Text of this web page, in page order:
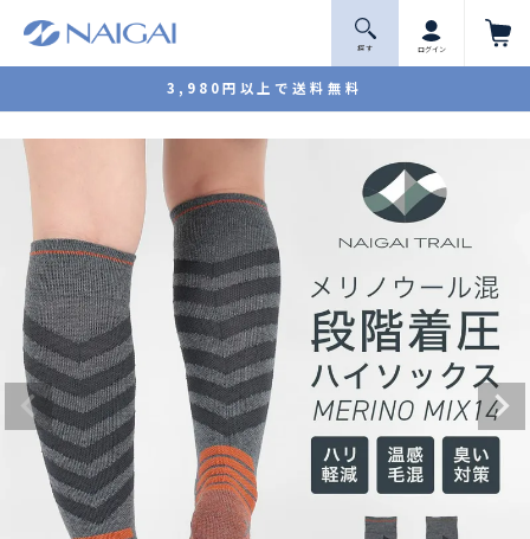
3,980円以上で送料無料
探 す ログイン